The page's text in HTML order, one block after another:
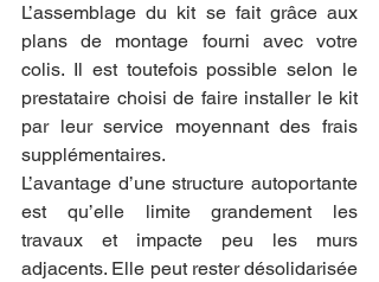
L’assemblage du kit se fait grâce aux
plans de montage fourni avec votre
colis. Il est toutefois possible selon le
prestataire choisi de faire installer le kit
par leur service moyennant des frais
supplémentaires.
L’avantage d’une structure autoportante
est qu’elle limite grandement les
travaux et impacte peu les murs
adjacents. Elle peut rester désolidarisée